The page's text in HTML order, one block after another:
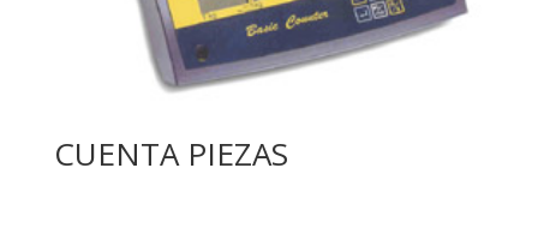
CUENTA PIEZAS